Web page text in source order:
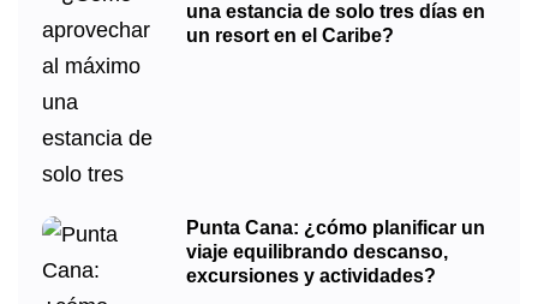
una estancia de solo tres días en
un resort en el Caribe?
Punta Cana: ¿cómo planificar un
viaje equilibrando descanso,
excursiones y actividades?